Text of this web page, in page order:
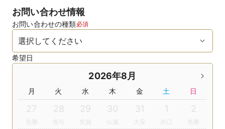
お問い合わせ情報
お問い合わせの種類必須
希望日
2026年8月
月 火 水 木 金 土 日
27 28
友引
29
先負
30
仏滅
31
大安
1 2